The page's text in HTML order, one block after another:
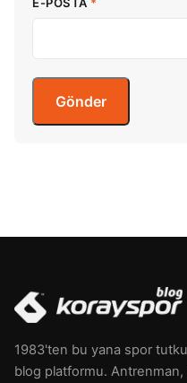
1983'ten bu yana spor
blog platformu. Antrenman,